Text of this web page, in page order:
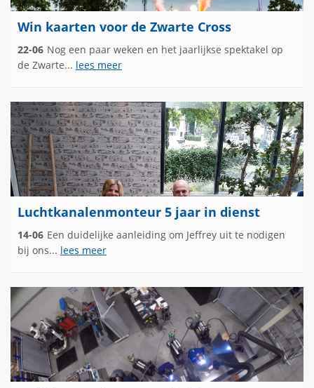
Win kaarten voor de Zwarte Cross
22-06 Nog een paar weken en het jaarlijkse spektakel op
de Zwarte... lees meer
Luchtkanalenmonteur 5 jaar in dienst
14-06 Een duidelijke aanleiding om Jeffrey uit te nodigen
bij ons... lees meer